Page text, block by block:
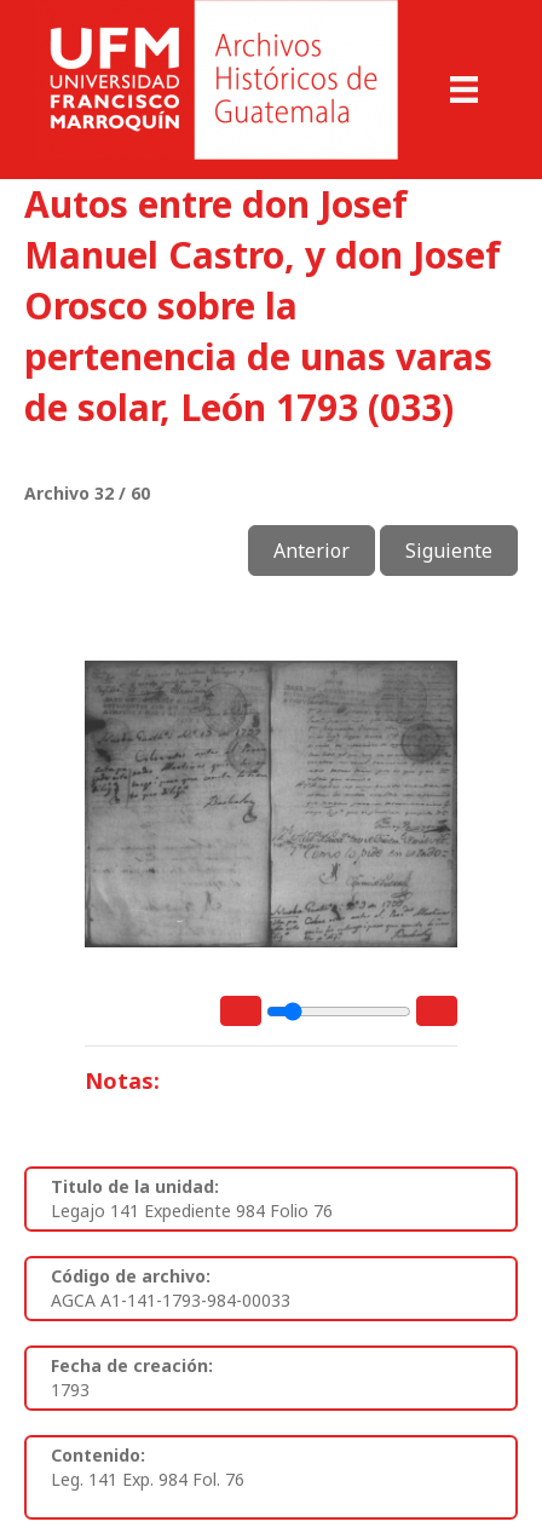
Autos entre don Josef
Manuel Castro, y don Josef
Orosco sobre la
pertenencia de unas varas
de solar, León 1793 (033)
Archivo 32 / 60
Anterior Siguiente
Notas:
Titulo de la unidad:
Legajo 141 Expediente 984 Folio 76
Código de archivo:
AGCA A1-141-1793-984-00033
Fecha de creación:
1793
Contenido:
Leg. 141 Exp. 984 Fol. 76